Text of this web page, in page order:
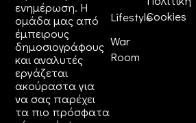
ενημέρωση. Η
ομάδα μας από
έμπειρους
δημοσιογράφους
και αναλυτές
εργάζεται
ακούραστα για
να σας παρέχει
τα πιο πρόσφατα
Lifestyle
War
Room
Cookies